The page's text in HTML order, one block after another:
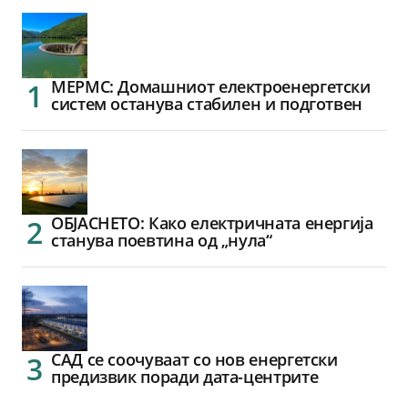
МЕРМС: Домашниот електроенергетски
систем останува стабилен и подготвен
ОБЈАСНЕТО: Како електричната енергија
станува поевтина од „нула“
САД се соочуваат со нов енергетски
предизвик поради дата-центрите